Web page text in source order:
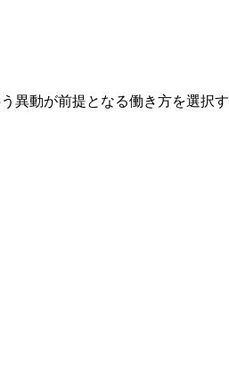
異動が前提となる働き方を選択す